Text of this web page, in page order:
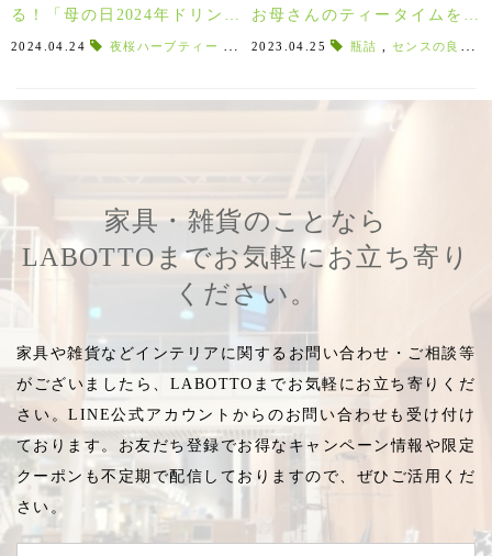
る！「母の日2024年ドリンク
＆スィーツ５選」
2024.04.24 夜桜ハーブティー ピーチズ ,トリュフチョコ,シャンパン
お母さんのティータイムを充
実させるドリンク＆スィーツ
2023.04.25 瓶詰 センスの良い人に贈る
家具・雑貨のことなら
LABOTTOまでお気軽にお立ち寄り
ください。
家具や雑貨などインテリアに関するお問い合わせ・ご相談等
がございましたら、LABOTTOまでお気軽にお立ち寄りくだ
さい。LINE公式アカウントからのお問い合わせも受け付け
ております。お友だち登録でお得なキャンペーン情報や限定
クーポンも不定期で配信しておりますので、ぜひご活用くだ
さい。